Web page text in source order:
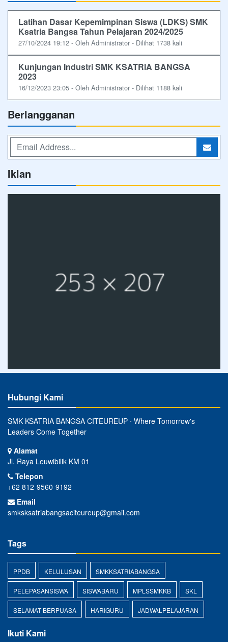
Latihan Dasar Kepemimpinan Siswa (LDKS) SMK
Ksatria Bangsa Tahun Pelajaran 2024/2025
27/10/2024 19:12 - Oleh Administrator - Dilihat 1738 kali
Kunjungan Industri SMK KSATRIA BANGSA
2023
16/12/2023 23:05 - Oleh Administrator - Dilihat 1188 kali
Berlangganan
Iklan
Hubungi Kami
SMK KSATRIA BANGSA CITEUREUP ⋅ Where Tomorrow's
Leaders Come Together
Alamat
Jl. Raya Leuwibilik KM 01
Telepon
+62 812-9560-9192
Email
smksksatriabangsaciteureup@gmail.com
Tags
PPDB KELULUSAN SMKKSATRIABANGSA
PELEPASANSISWA SISWABARU MPLSSMKKB SKL
SELAMAT BERPUASA HARIGURU JADWALPELAJARAN
Ikuti Kami